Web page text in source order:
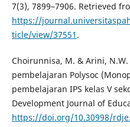
7(3), 7899–7906. Retrieved
https://
ticle/view/37551 .
Choirunnisa, M. & Arini,
pembelajaran Polysoc
pembelajaran IPS kelas V
Development Journal of
https://doi.org/10.30998/